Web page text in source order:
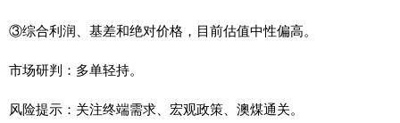
③综合利润、基差和绝对价格，目前估值中性偏高。
市场研判：多单轻持。
风险提示：关注终端需求、宏观政策、澳煤通关。